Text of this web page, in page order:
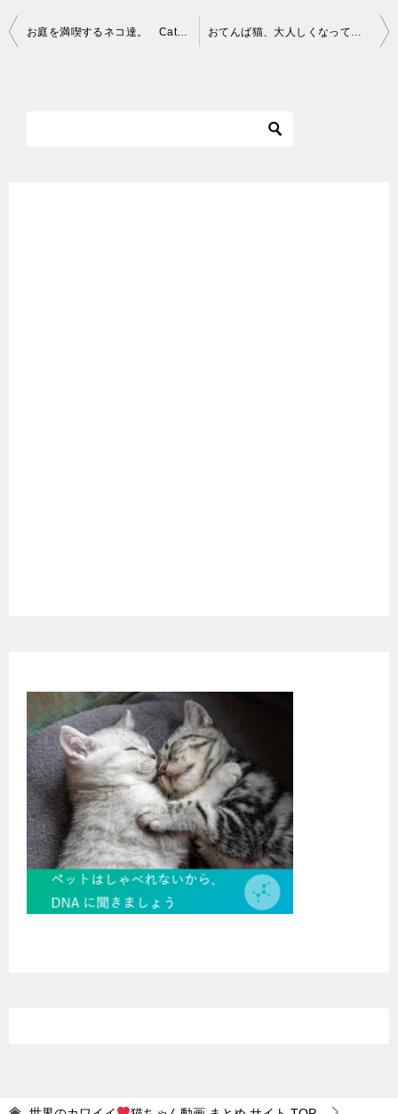
投
お庭を満喫するネコ達。 Cats enjoying the garden. 猫喜欢花园。 おてんば猫、大人しくなって甘えん坊が炸裂！避妊手術の記録２／A tomboy cat turned into a quiet cat(Record of spayed)